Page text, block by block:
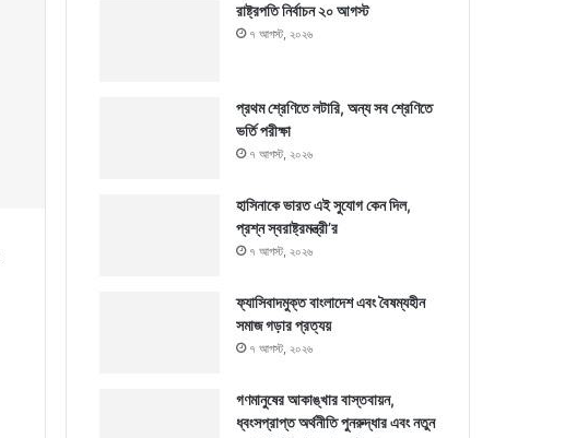
রাষ্ট্রপতি নির্বাচন ২০ আগস্ট
৭ আগস্ট, ২০২৬
প্রথম শ্রেণিতে লটারি, অন্য সব শ্রেণিতে
ভর্তি পরীক্ষা
৭ আগস্ট, ২০২৬
হাসিনাকে ভারত এই সুযোগ কেন দিল,
প্রশ্ন স্বরাষ্ট্রমন্ত্রী’র
৭ আগস্ট, ২০২৬
ফ্যাসিবাদমুক্ত বাংলাদেশ এবং বৈষম্যহীন
সমাজ গড়ার প্রত্যয়
৭ আগস্ট, ২০২৬
গণমানুষের আকাঙ্খার বাস্তবায়ন,
ধ্বংসপ্রাপ্ত অর্থনীতি পুনরুদ্ধার এবং নতুন